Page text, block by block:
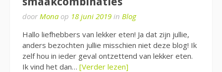
door Mona op 18 juni 2019 in Blog
Hallo liefhebbers van lekker eten! Ja dat zijn jullie,
anders bezochten jullie misschien niet deze blog! Ik
zelf hou in ieder geval ontzettend van lekker eten.
Ik vind het dan… [Verder lezen]